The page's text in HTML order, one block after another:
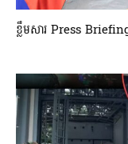
ខ្លឹមសារ Press Briefing